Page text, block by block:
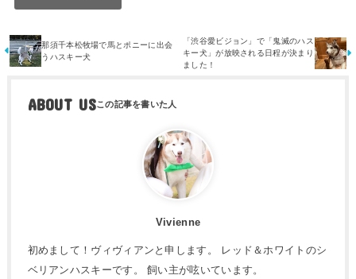
那須千本松牧場で馬とポニーに出会
うハスキー犬
「渋谷愛ビジョン」で「鬼滅のハス
キー犬」が放映される日程が決まり
ました！
ABOUT US
Vivienne
初めまして！ヴィヴィアンと申します。 レッド＆ホワイトのシ
ベリアンハスキーです。 飼い主が呟いています。